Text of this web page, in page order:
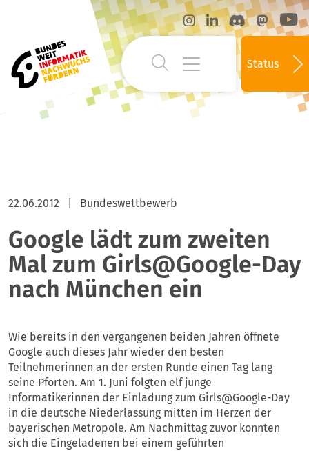
Status
22.06.2012 Bundeswettbewerb
Google lädt zum zweiten
Mal zum Girls@Google-Day
nach München ein
Wie bereits in den vergangenen beiden Jahren öffnete
Google auch dieses Jahr wieder den besten
Teilnehmerinnen an der ersten Runde einen Tag lang
seine Pforten. Am 1. Juni folgten elf junge
Informatikerinnen der Einladung zum Girls@Google-Day
in die deutsche Niederlassung mitten im Herzen der
bayerischen Metropole. Am Nachmittag zuvor konnten
sich die Eingeladenen bei einem geführten